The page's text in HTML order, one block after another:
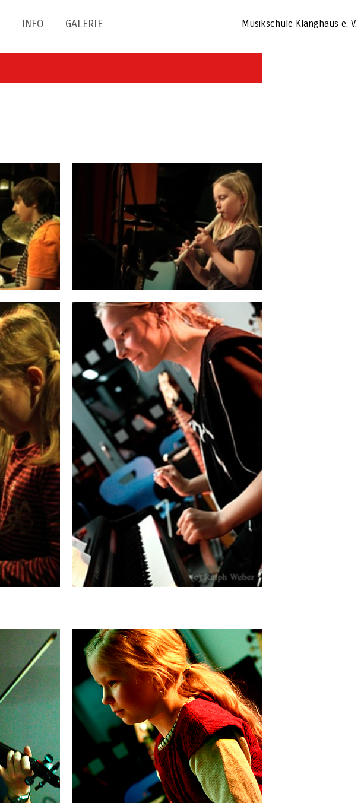
Musikschule Klanghaus e. V.
INFO GALERIE